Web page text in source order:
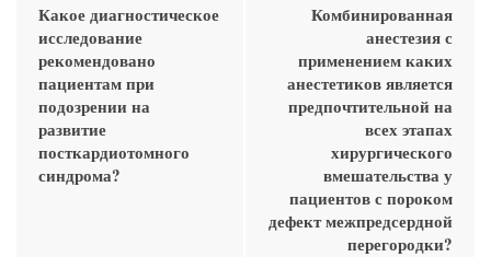
Какое диагностическое
исследование
рекомендовано
пациентам при
подозрении на
развитие
посткардиотомного
синдрома?
Комбинированная
анестезия с
применением каких
анестетиков является
предпочтительной на
всех этапах
хирургического
вмешательства у
пациентов с пороком
дефект межпредсердной
перегородки?